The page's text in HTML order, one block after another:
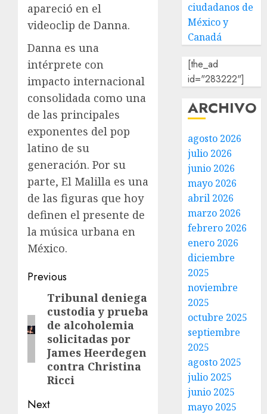
apareció en el
videoclip de Danna.
Danna es una
intérprete con
impacto internacional
consolidada como una
de las principales
exponentes del pop
latino de su
generación. Por su
parte, El Malilla es una
de las figuras que hoy
definen el presente de
la música urbana en
México.
Previous
Tribunal deniega
custodia y prueba
de alcoholemia
solicitadas por
James Heerdegen
contra Christina
Ricci
Next
ciudadanos de
México y
Canadá
[the_ad
id="283222"]
ARCHIVO
agosto 2026
julio 2026
junio 2026
mayo 2026
abril 2026
marzo 2026
febrero 2026
enero 2026
diciembre
2025
noviembre
2025
octubre 2025
septiembre
2025
agosto 2025
julio 2025
junio 2025
mayo 2025